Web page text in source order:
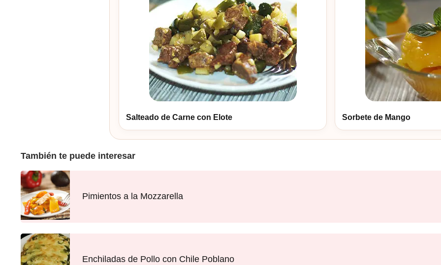
Salteado de Carne con Elote Sorbete de Mango
También te puede interesar
Pimientos a la Mozzarella
Enchiladas de Pollo con Chile Poblano